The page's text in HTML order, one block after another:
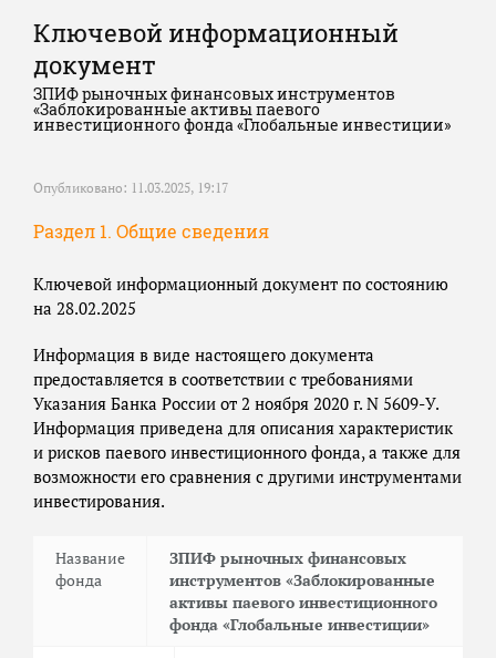
Ключевой информационный
документ
ЗПИФ рыночных финансовых инструментов
«Заблокированные активы паевого
инвестиционного фонда «Глобальные инвестиции»
Опубликовано: 11.03.2025, 19:17
Раздел 1. Общие сведения
Ключевой информационный документ по состоянию
на 28.02.2025
Информация в виде настоящего документа
предоставляется в соответствии с требованиями
Указания Банка России от 2 ноября 2020 г. N 5609-У.
Информация приведена для описания характеристик
и рисков паевого инвестиционного фонда, а также для
возможности его сравнения с другими инструментами
инвестирования.
Название
фонда
ЗПИФ рыночных финансовых
инструментов «Заблокированные
активы паевого инвестиционного
фонда «Глобальные инвестиции»